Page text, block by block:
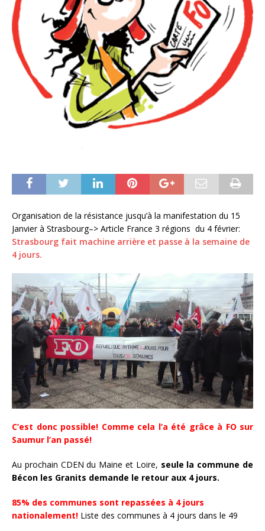
Organisation de la résistance jusqu’à la manifestation du 15
Janvier à Strasbourg–> Article France 3 régions du 4 février:
Strasbourg fait machine arrière et passe à la semaine de
4 jours.
C’est donc possible! Comme cela l’a été grâce à FO sur
Saumur l’an passé!
Au prochain CDEN du Maine et Loire, seule la commune de
Bécon les Granits demande le retour aux 4 jours.
85% des communes sont repassées à 4 jours
nationalement! Liste des communes à 4 jours dans le 49